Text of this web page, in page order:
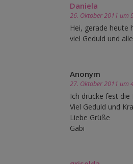
Daniela
26. Oktober 2011 um
Hei, gerade heute
viel Geduld und
Anonym
27. Oktober 2011 um
Ich drücke fest
Viel Geduld und
Liebe Grüße
Gabi